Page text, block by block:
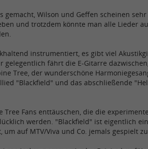
gemacht, Wilson und Geffen scheinen
und trotzdem könnte man alle Lieder
instrumentiert, es gibt viel
gelegentlich fährt die E-Gitarre
Tree, der wunderschöne
"Blackfield" und das abschließende
Fans enttäuschen, die die
werden. "Blackfield" ist eigentlich
auf MTV/Viva und Co. jemals gespielt